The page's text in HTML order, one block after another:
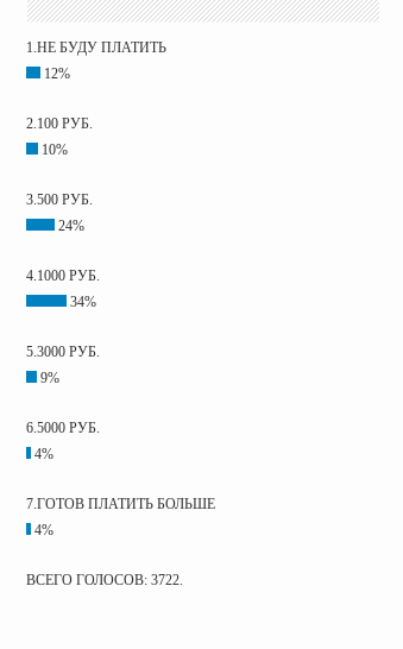
1.НЕ БУДУ ПЛАТИТЬ
12%
2.100 РУБ.
10%
3.500 РУБ.
24%
4.1000 РУБ.
34%
5.3000 РУБ.
9%
6.5000 РУБ.
4%
7.ГОТОВ ПЛАТИТЬ БОЛЬШЕ
4%
ВСЕГО ГОЛОСОВ: 3722.